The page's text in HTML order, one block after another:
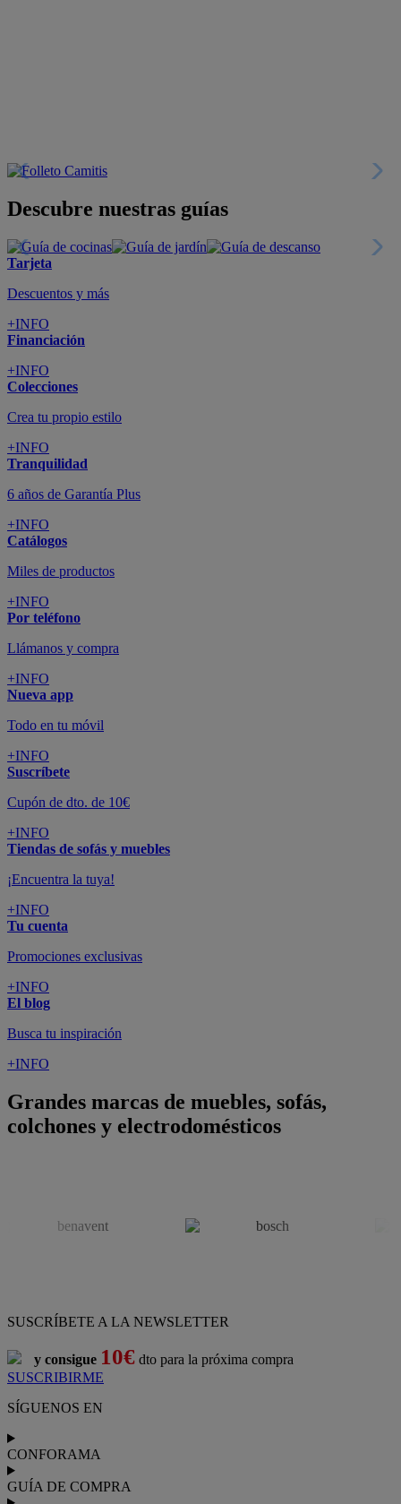
Descubre nuestras guías
Tarjeta
Descuentos y más
+INFO
Financiación
+INFO
Colecciones
Crea tu propio estilo
+INFO
Tranquilidad
6 años de Garantía Plus
+INFO
Catálogos
Miles de productos
+INFO
Por teléfono
Llámanos y compra
+INFO
Nueva app
Todo en tu móvil
+INFO
Suscríbete
Cupón de dto. de 10€
+INFO
Tiendas de sofás y muebles
¡Encuentra la tuya!
+INFO
Tu cuenta
Promociones exclusivas
+INFO
El blog
Busca tu inspiración
+INFO
Grandes marcas de muebles, sofás,
colchones y electrodomésticos
SUSCRÍBETE A LA NEWSLETTER
y consigue 10€ dto para la próxima compra
SUSCRIBIRME
SÍGUENOS EN
CONFORAMA
GUÍA DE COMPRA